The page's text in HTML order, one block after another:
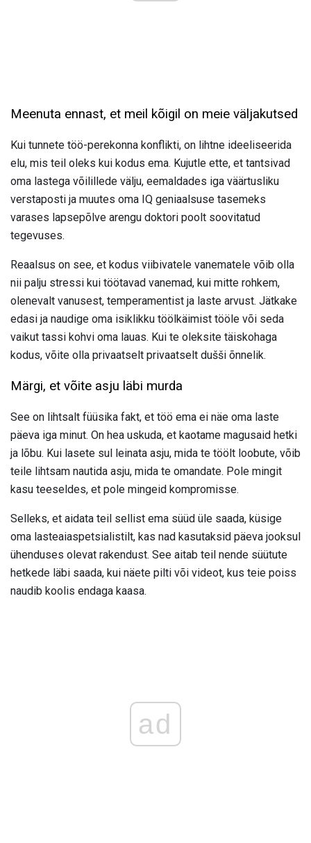
Meenuta ennast, et meil kõigil on meie väljakutsed
Kui tunnete töö-perekonna konflikti, on lihtne ideeliseerida
elu, mis teil oleks kui kodus ema. Kujutle ette, et tantsivad
oma lastega võilillede välju, eemaldades iga väärtusliku
verstaposti ja muutes oma IQ geniaalsuse tasemeks
varases lapsepõlve arengu doktori poolt soovitatud
tegevuses.
Reaalsus on see, et kodus viibivatele vanematele võib olla
nii palju stressi kui töötavad vanemad, kui mitte rohkem,
olenevalt vanusest, temperamentist ja laste arvust. Jätkake
edasi ja naudige oma isiklikku töölkäimist tööle või seda
vaikut tassi kohvi oma lauas. Kui te oleksite täiskohaga
kodus, võite olla privaatselt privaatselt dušši õnnelik.
Märgi, et võite asju läbi murda
See on lihtsalt füüsika fakt, et töö ema ei näe oma laste
päeva iga minut. On hea uskuda, et kaotame magusaid hetki
ja lõbu. Kui lasete sul leinata asju, mida te töölt loobute, võib
teile lihtsam nautida asju, mida te omandate. Pole mingit
kasu teeseldes, et pole mingeid kompromisse.
Selleks, et aidata teil sellist ema süüd üle saada, küsige
oma lasteaiaspetsialistilt, kas nad kasutaksid päeva jooksul
ühenduses olevat rakendust. See aitab teil nende süütute
hetkede läbi saada, kui näete pilti või videot, kus teie poiss
naudib koolis endaga kaasa.
ad